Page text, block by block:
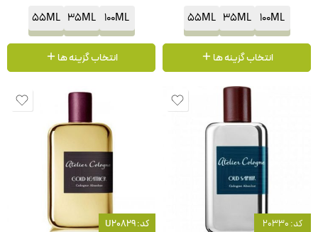
100ML
35ML
55ML
انتخاب گزینه ها
100ML
35ML
55ML
انتخاب گزینه ها
کد: 20330 کد: U20829